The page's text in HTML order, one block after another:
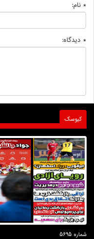
* نام:
* دیدگاه:
کیوسک
شماره 5695